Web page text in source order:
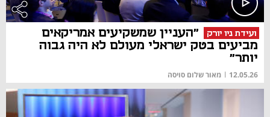
ועידת ניו יורק
"העניין שמשקיעים אמריקאים
מביעים בטק ישראלי מעולם לא היה גבוה
יותר"
12.05.26
| מאור שלום סויסה